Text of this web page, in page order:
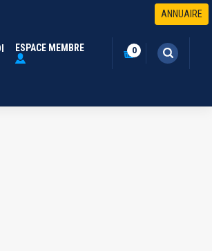
2025 |
ESPACE MEMBRE 0
ANNUAIRE